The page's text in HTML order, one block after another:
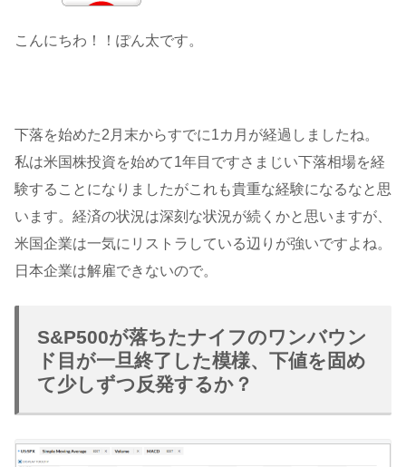
こんにちわ！！ぽん太です。
下落を始めた2月末からすでに1カ月が経過しましたね。
私は米国株投資を始めて1年目ですさまじい下落相場を経
験することになりましたがこれも貴重な経験になるなと思
います。経済の状況は深刻な状況が続くかと思いますが、
米国企業は一気にリストラしている辺りが強いですよね。
日本企業は解雇できないので。
S&P500が落ちたナイフのワンバウン
ド目が一旦終了した模様、下値を固め
て少しずつ反発するか？